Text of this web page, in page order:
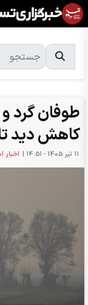
طوفان گرد و
کاهش دید تا 500
11 تير 1405 - 14:51 | اخبار